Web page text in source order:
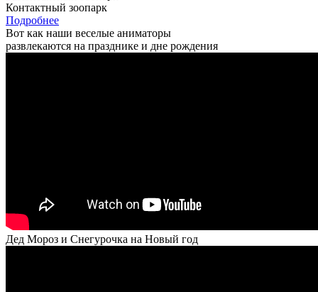
Контактный зоопарк
Подробнее
Вот как наши веселые аниматоры
развлекаются на празднике и дне рождения
Дед Мороз и Снегурочка на Новый год